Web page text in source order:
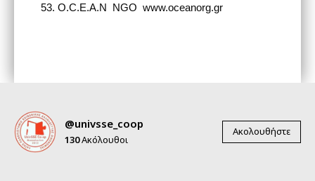
O.C.E.A.N NGO www.oceanorg.gr
@univsse_coop
130Ακόλουθοι
Ακολουθήστε